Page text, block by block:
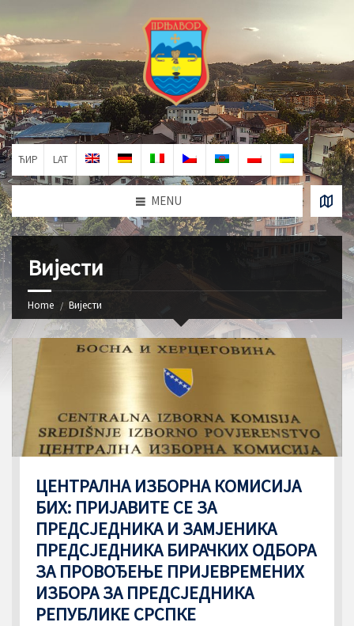
ЋИР LAT
MENU
Вијести
Home Вијести
ЦЕНТРАЛНА ИЗБОРНА КОМИСИЈА
БИХ: ПРИЈАВИТЕ СЕ ЗА
ПРЕДСЈЕДНИКА И ЗАМЈЕНИКА
ПРЕДСЈЕДНИКА БИРАЧКИХ ОДБОРА
ЗА ПРОВОЂЕЊЕ ПРИЈЕВРЕМЕНИХ
ИЗБОРА ЗА ПРЕДСЈЕДНИКА
РЕПУБЛИКЕ СРСПКЕ